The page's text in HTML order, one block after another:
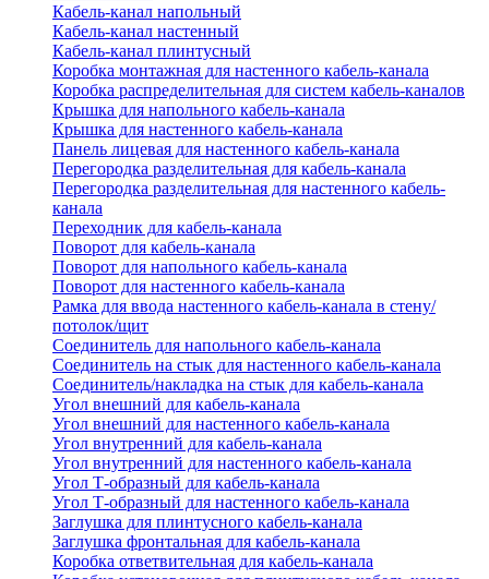
Кабель-канал напольный
Кабель-канал настенный
Кабель-канал плинтусный
Коробка монтажная для настенного кабель-канала
Коробка распределительная для систем кабель-каналов
Крышка для напольного кабель-канала
Крышка для настенного кабель-канала
Панель лицевая для настенного кабель-канала
Перегородка разделительная для кабель-канала
Перегородка разделительная для настенного кабель-
канала
Переходник для кабель-канала
Поворот для кабель-канала
Поворот для напольного кабель-канала
Поворот для настенного кабель-канала
Рамка для ввода настенного кабель-канала в стену/
потолок/щит
Соединитель для напольного кабель-канала
Соединитель на стык для настенного кабель-канала
Соединитель/накладка на стык для кабель-канала
Угол внешний для кабель-канала
Угол внешний для настенного кабель-канала
Угол внутренний для кабель-канала
Угол внутренний для настенного кабель-канала
Угол Т-образный для кабель-канала
Угол Т-образный для настенного кабель-канала
Заглушка для плинтусного кабель-канала
Заглушка фронтальная для кабель-канала
Коробка ответвительная для кабель-канала